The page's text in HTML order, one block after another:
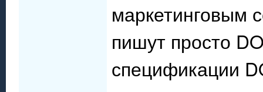
маркетинговым
пишут просто
спецификации